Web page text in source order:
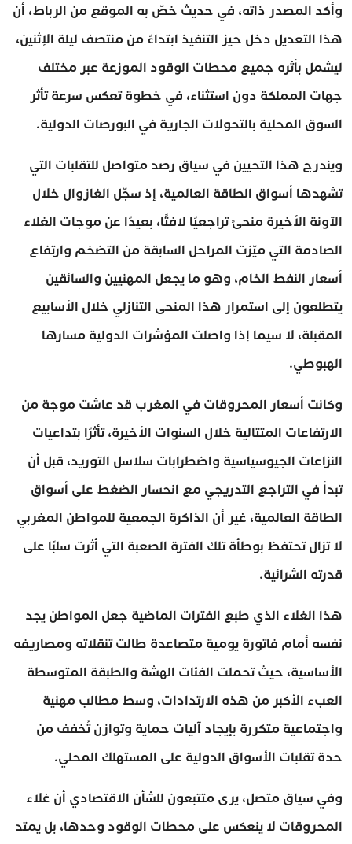
وأكد المصدر ذاته، في حديث خصّ به الموقع من الرباط، أن
هذا التعديل دخل حيز التنفيذ ابتداءً من منتصف ليلة الإثنين،
ليشمل بأثره جميع محطات الوقود الموزعة عبر مختلف
جهات المملكة دون استثناء، في خطوة تعكس سرعة تأثر
السوق المحلية بالتحولات الجارية في البورصات الدولية.
ويندرج هذا التحيين في سياق رصد متواصل للتقلبات التي
تشهدها أسواق الطاقة العالمية، إذ سجّل الغازوال خلال
الآونة الأخيرة منحىً تراجعيًا لافتًا، بعيدًا عن موجات الغلاء
الصادمة التي ميّزت المراحل السابقة من التضخم وارتفاع
أسعار النفط الخام، وهو ما يجعل المهنيين والسائقين
يتطلعون إلى استمرار هذا المنحى التنازلي خلال الأسابيع
المقبلة، لا سيما إذا واصلت المؤشرات الدولية مسارها
الهبوطي.
وكانت أسعار المحروقات في المغرب قد عاشت موجة من
الارتفاعات المتتالية خلال السنوات الأخيرة، تأثرًا بتداعيات
النزاعات الجيوسياسية واضطرابات سلاسل التوريد، قبل أن
تبدأ في التراجع التدريجي مع انحسار الضغط على أسواق
الطاقة العالمية، غير أن الذاكرة الجمعية للمواطن المغربي
لا تزال تحتفظ بوطأة تلك الفترة الصعبة التي أثرت سلبًا على
قدرته الشرائية.
هذا الغلاء الذي طبع الفترات الماضية جعل المواطن يجد
نفسه أمام فاتورة يومية متصاعدة طالت تنقلاته ومصاريفه
الأساسية، حيث تحملت الفئات الهشة والطبقة المتوسطة
العبء الأكبر من هذه الارتدادات، وسط مطالب مهنية
واجتماعية متكررة بإيجاد آليات حماية وتوازن تُخفف من
حدة تقلبات الأسواق الدولية على المستهلك المحلي.
وفي سياق متصل، يرى متتبعون للشأن الاقتصادي أن غلاء
المحروقات لا ينعكس على محطات الوقود وحدها، بل يمتد